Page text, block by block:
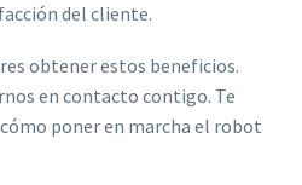
del cliente.
obtener estos beneficios.
en contacto contigo. Te
poner en marcha el robot